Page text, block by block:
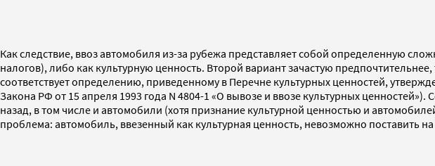
Как следствие, ввоз автомобиля из-за рубежа представляет собой определенную
налогов), либо как культурную ценность. Второй вариант зачастую
соответствует определению, приведенному в Перечне культурных ценностей,
Закона РФ от 15 апреля 1993 года N 4804-1 «О вывозе и ввозе культурных
назад, в том числе и автомобили (хотя признание культурной ценностью и
проблема: автомобиль, ввезенный как культурная ценность, невозможно поставить